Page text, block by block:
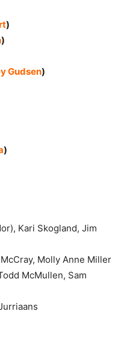
)
)
Gudsen)
)
Kari Skogland, Jim
Molly Anne Miller
McMullen, Sam